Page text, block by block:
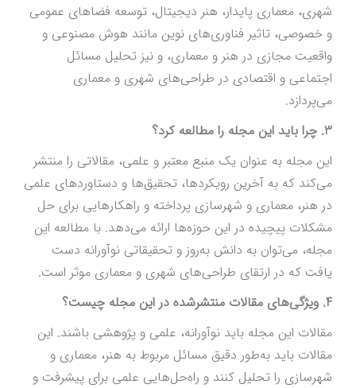
شهری، معماری پایدار، هنر دیجیتال، توسعه فضاهای عمومی
و خصوصی، تاثیر فناوری‌های نوین مانند هوش مصنوعی و
واقعیت مجازی در هنر و معماری، و نیز تحلیل مسائل
اجتماعی و اقتصادی در طراحی‌های شهری و معماری
می‌پردازد.
3. چرا باید این مجله را مطالعه کرد؟
این مجله به عنوان یک منبع معتبر و علمی، مقالاتی را منتشر
می‌کند که به آخرین رویکردها، تحقیق‌ها و دستاوردهای علمی
در هنر، معماری و شهرسازی پرداخته و راهکارهایی برای حل
مشکلات پیچیده در این حوزه‌ها ارائه می‌دهد. با مطالعه این
مجله، می‌توان به دانش به‌روز و تحقیقاتی نوآورانه دست
یافت که در ارتقای طراحی‌های شهری و معماری موثر است.
4. ویژگی‌های مقالات منتشرشده در این مجله چیست؟
مقالات این مجله باید نوآورانه، علمی و پژوهشی باشند. این
مقالات باید به‌طور دقیق مسائل مربوط به هنر، معماری و
شهرسازی را تحلیل کنند و راه‌حل‌هایی علمی برای پیشرفت و